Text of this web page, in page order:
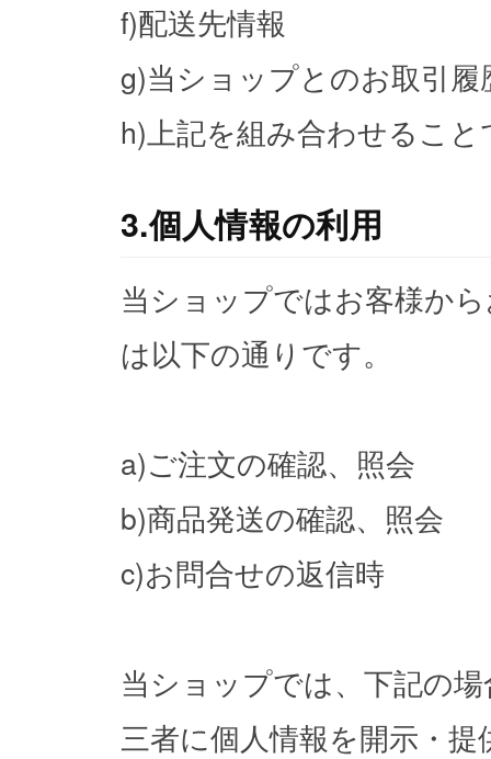
f)配送先情報
g)当ショップとのお取引
h)上記を組み合わせるこ
3.個人情報の利用
当ショップではお客様か
は以下の通りです。
a)ご注文の確認、照会
b)商品発送の確認、照会
c)お問合せの返信時
当ショップでは、下記の
三者に個人情報を開示・